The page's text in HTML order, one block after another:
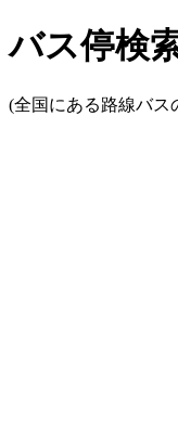
バス停検
(全国にある路線バス